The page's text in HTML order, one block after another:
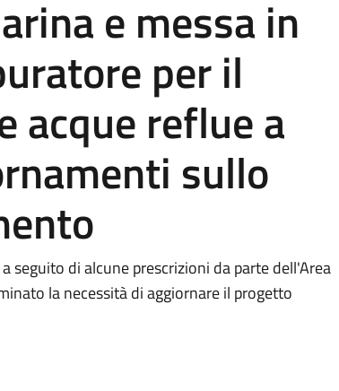
e messa in
per il
acque reflue a
sullo
seguito di alcune prescrizioni da parte dell'Area
la necessità di aggiornare il progetto